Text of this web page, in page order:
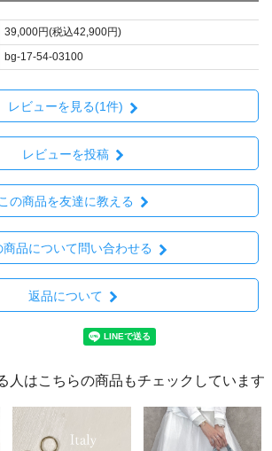
39,000円(税込42,900円)
bg-17-54-03100
レビューを見る(1件)
レビューを投稿
この商品を友達に教える
商品について問い合わせる
返品について
人はこちらの商品もチェックしています